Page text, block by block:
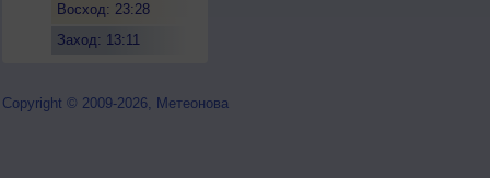
Восход: 23:28
Заход: 13:11
Copyright © 2009-2026, Метеонова